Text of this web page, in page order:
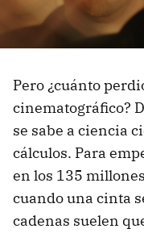
Pero ¿cuánto
cinematográfico?
se sabe a ciencia
cálculos. Para
en los 135
cuando una cinta
cadenas suelen